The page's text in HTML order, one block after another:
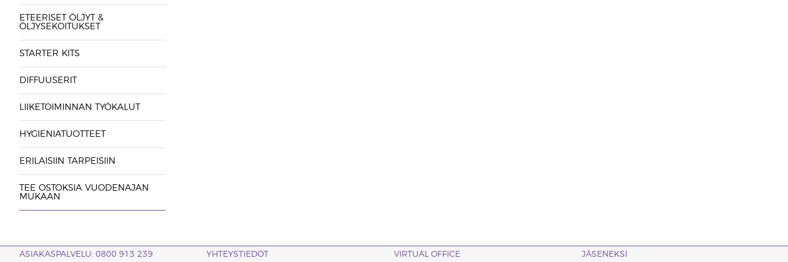
ETEERISET ÖLJYT &
ÖLJYSEKOITUKSET
STARTER KITS
DIFFUUSERIT
LIIKETOIMINNAN TYÖKALUT
HYGIENIATUOTTEET
ERILAISIIN TARPEISIIN
TEE OSTOKSIA VUODENAJAN
MUKAAN
ASIAKASPALVELU: 0800 913 239 YHTEYSTIEDOT VIRTUAL OFFICE JÄSENEKSI